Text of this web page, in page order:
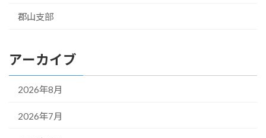
郡山支部
アーカイブ
2026年8月
2026年7月